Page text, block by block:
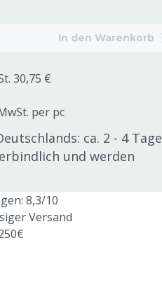
In den Warenkorb
30,75 €
per pc
ca. 2 - 4 Tage
und werden
8,3/10
Versand